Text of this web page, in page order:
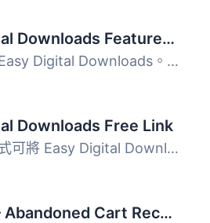
Easy Digital Downloads Featured Downloads
此外掛需要Easy Digital Downloads。此外掛針對需要顯示精選...
Downloads Free Link
這個外掛程式可將 Easy Digital Downloads 中的「加入購物車...
Cart Lift – Abandoned Cart Recovery for WooCommerce and EDD